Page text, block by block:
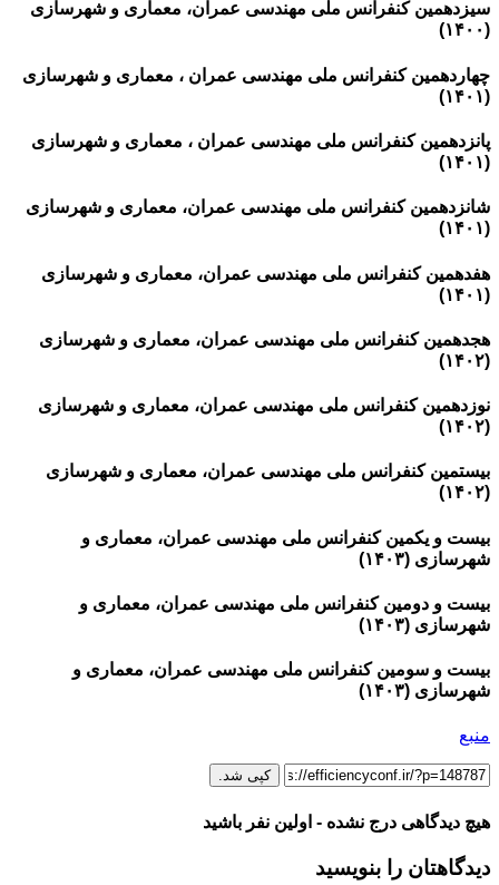
سیزدهمین کنفرانس ملی مهندسی عمران، معماری و شهرسازی
(۱۴۰۰)
چهاردهمین کنفرانس ملی مهندسی عمران ، معماری و شهرسازی
(۱۴۰۱)
پانزدهمین کنفرانس ملی مهندسی عمران ، معماری و شهرسازی
(۱۴۰۱)
شانزدهمین کنفرانس ملی مهندسی عمران، معماری و شهرسازی
(۱۴۰۱)
هفدهمین کنفرانس ملی مهندسی عمران، معماری و شهرسازی
(۱۴۰۱)
هجدهمین کنفرانس ملی مهندسی عمران، معماری و شهرسازی
(۱۴۰۲)
نوزدهمین کنفرانس ملی مهندسی عمران، معماری و شهرسازی
(۱۴۰۲)
بیستمین کنفرانس ملی مهندسی عمران، معماری و شهرسازی
(۱۴۰۲)
بیست و یکمین کنفرانس ملی مهندسی عمران، معماری و
شهرسازی (۱۴۰۳)
بیست و دومین کنفرانس ملی مهندسی عمران، معماری و
شهرسازی (۱۴۰۳)
بیست و سومین کنفرانس ملی مهندسی عمران، معماری و
شهرسازی (۱۴۰۳)
منبع
کپی شد.
هیچ دیدگاهی درج نشده - اولین نفر باشید
دیدگاهتان را بنویسید